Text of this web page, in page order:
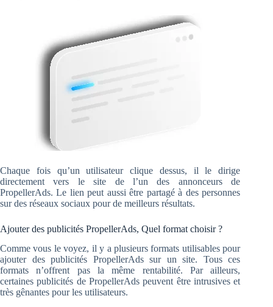
Chaque fois qu’un utilisateur clique dessus, il le dirige
directement vers le site de l’un des annonceurs de
PropellerAds. Le lien peut aussi être partagé à des personnes
sur des réseaux sociaux pour de meilleurs résultats.
Ajouter des publicités PropellerAds, Quel format choisir ?
Comme vous le voyez, il y a plusieurs formats utilisables pour
ajouter des publicités PropellerAds sur un site. Tous ces
formats n’offrent pas la même rentabilité. Par ailleurs,
certaines publicités de PropellerAds peuvent être intrusives et
très gênantes pour les utilisateurs.